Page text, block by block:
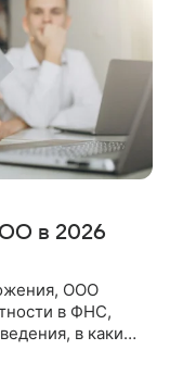
в 2026
ООО
в ФНС,
в какие